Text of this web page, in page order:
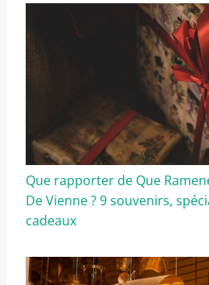
Que rapporter de Que
De Vienne ? 9 souvenirs,
cadeaux